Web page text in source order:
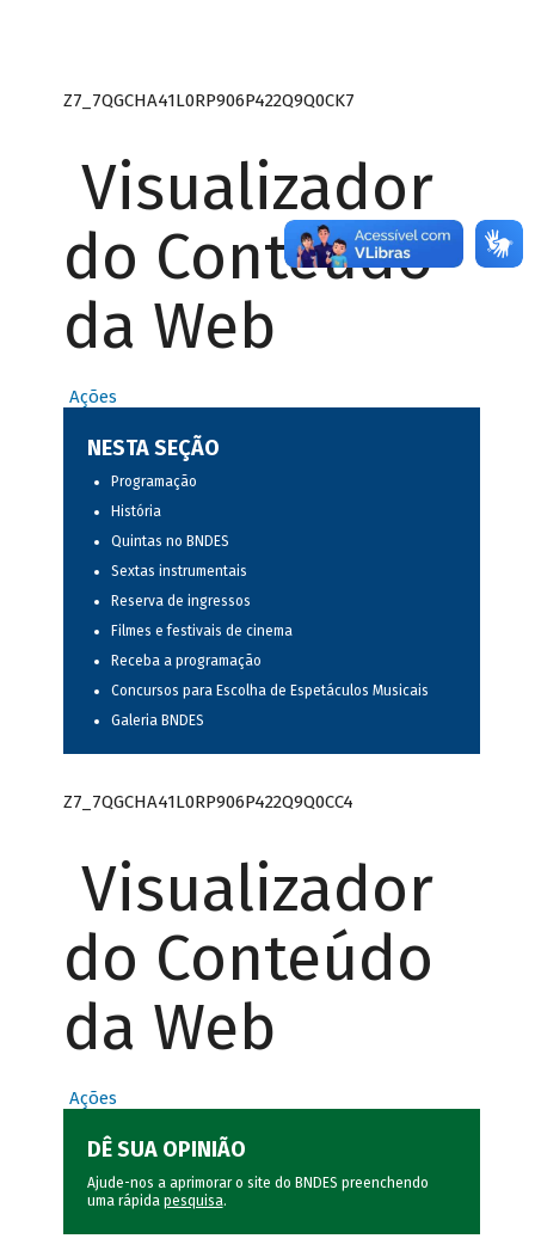
Z7_7QGCHA41L0RP906P422Q9Q0CK7
Visualizador
do Conteúdo
da Web
Ações
NESTA SEÇÃO
Programação
História
Quintas no BNDES
Sextas instrumentais
Reserva de ingressos
Filmes e festivais de cinema
Receba a programação
Concursos para Escolha de Espetáculos Musicais
Galeria BNDES
Z7_7QGCHA41L0RP906P422Q9Q0CC4
Visualizador
do Conteúdo
da Web
Ações
DÊ SUA OPINIÃO
Ajude-nos a aprimorar o site do BNDES preenchendo
uma rápida pesquisa.